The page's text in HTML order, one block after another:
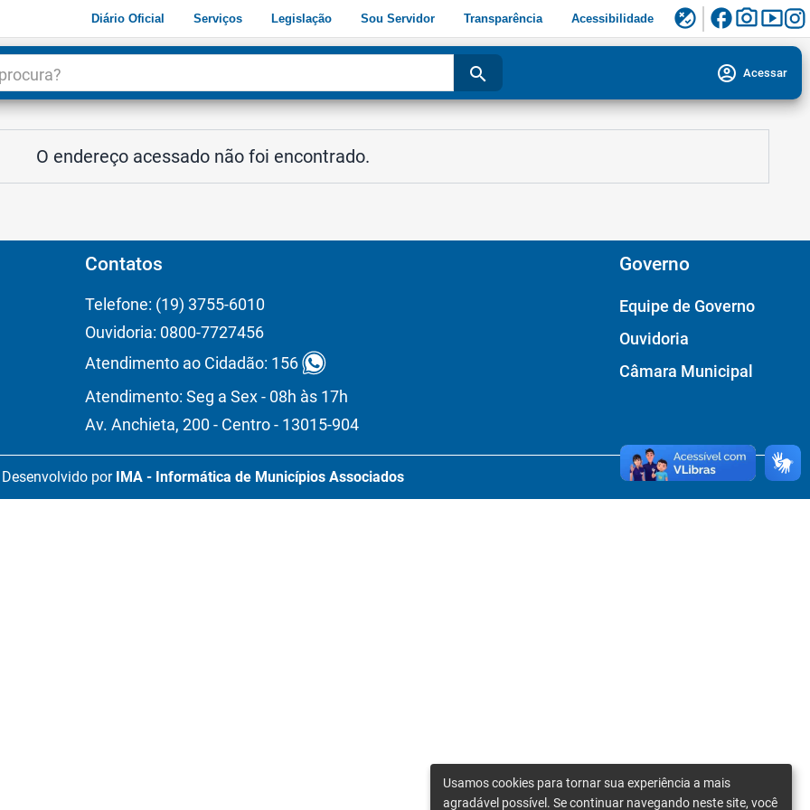
Diário Oficial Serviços Legislação Sou Servidor Transparência Acessibilidade flaky facebookphoto_camerasmart_display
search account_circle Acessar
O endereço acessado não foi encontrado.
Contatos
Telefone: (19) 3755-6010
Ouvidoria: 0800-7727456
Atendimento ao Cidadão: 156
Atendimento: Seg a Sex - 08h às 17h
Av. Anchieta, 200 - Centro - 13015-904
Governo
Equipe de Governo
Ouvidoria
Câmara Municipal
Desenvolvido por IMA - Informática de Municípios Associados
Usamos cookies para tornar sua experiência a mais
agradável possível. Se continuar navegando neste site, você